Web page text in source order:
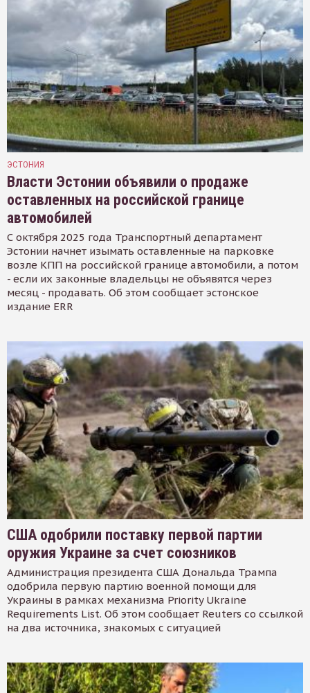
ЭСТОНИЯ
Власти Эстонии объявили о продаже
оставленных на российской границе
автомобилей
С октября 2025 года Транспортный департамент
Эстонии начнет изымать оставленные на парковке
возле КПП на российской границе автомобили, а потом
- если их законные владельцы не объявятся через
месяц - продавать. Об этом сообщает эстонское
издание ERR
США одобрили поставку первой партии
оружия Украине за счет союзников
Администрация президента США Дональда Трампа
одобрила первую партию военной помощи для
Украины в рамках механизма Priority Ukraine
Requirements List. Об этом сообщает Reuters со ссылкой
на два источника, знакомых с ситуацией